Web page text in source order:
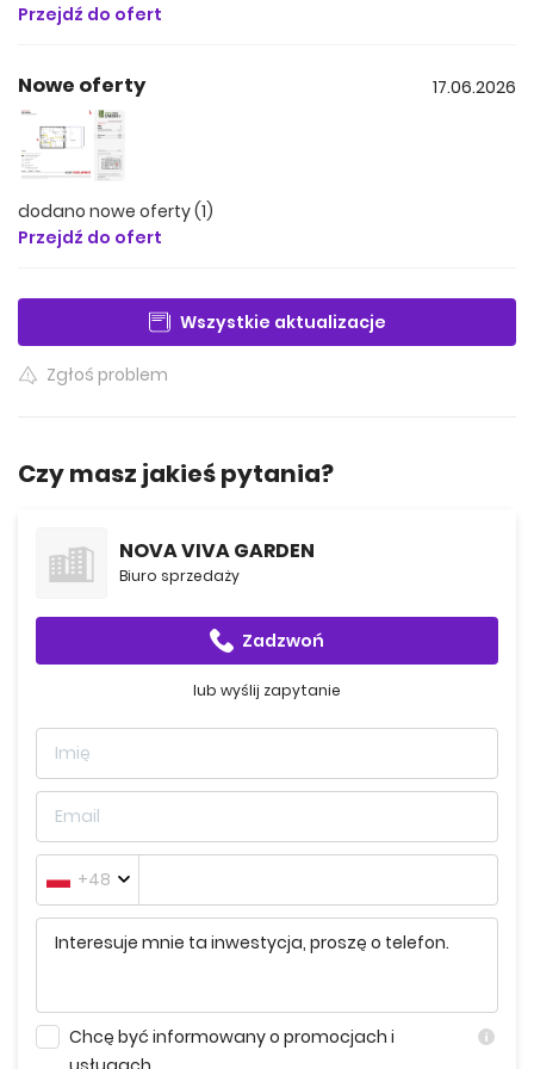
Niewątpliwym atutem jest bliskość lasów i terenów
Terminy zakończenia budowy:
Etap 1 - I kwartał 2024
Etap 2 - III kwartał 2024
Etap 5 - II kwartał 2025
Etap 6 - III kwartał 2025
Przejdź do ofert
Nowe oferty 17.06.2026
dodano nowe oferty (1)
Przejdź do ofert
Wszystkie aktualizacje
Zgłoś problem
Czy masz jakieś pytania?
NOVA VIVA GARDEN
Biuro sprzedaży
Zadzwoń
lub wyślij zapytanie
+48
Chcę być informowany o promocjach i